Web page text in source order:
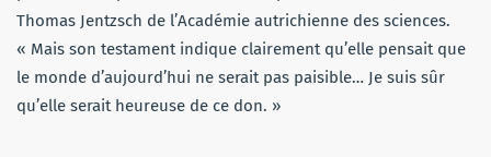
Thomas Jentzsch de l’Académie autrichienne des sciences.
« Mais son testament indique clairement qu’elle pensait que
le monde d’aujourd’hui ne serait pas paisible… Je suis sûr
qu’elle serait heureuse de ce don. »